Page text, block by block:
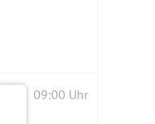
09:00 Uhr